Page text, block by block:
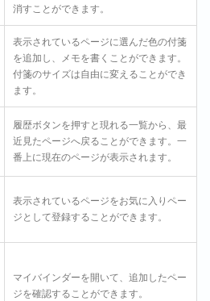
消すことができます。
表示されているページに選んだ色の付箋
を追加し、メモを書くことができます。
付箋のサイズは自由に変えることができ
ます。
履歴ボタンを押すと現れる一覧から、最
近見たページへ戻ることができます。一
番上に現在のページが表示されます。
表示されているページをお気に入りペー
ジとして登録することができます。
マイバインダーを開いて、追加したペー
ジを確認することができます。